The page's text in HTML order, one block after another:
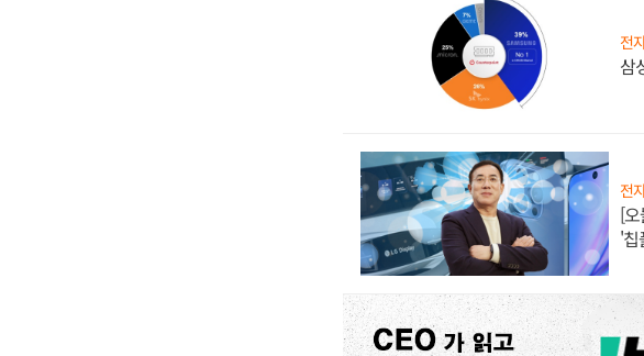
전
삼
전
[
'칩